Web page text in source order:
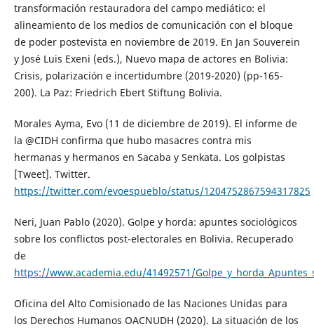
transformación restauradora del campo mediático: el
alineamiento de los medios de comunicación con el bloque
de poder postevista en noviembre de 2019. En Jan Souverein
y José Luis Exeni (eds.), Nuevo mapa de actores en Bolivia:
Crisis, polarización e incertidumbre (2019-2020) (pp-165-
200). La Paz: Friedrich Ebert Stiftung Bolivia.
Morales Ayma, Evo (11 de diciembre de 2019). El informe de
la @CIDH confirma que hubo masacres contra mis
hermanas y hermanos en Sacaba y Senkata. Los golpistas
[Tweet]. Twitter.
https://twitter.com/evoespueblo/status/1204752867594317825
Neri, Juan Pablo (2020). Golpe y horda: apuntes sociológicos
sobre los conflictos post-electorales en Bolivia. Recuperado
de
https://www.academia.edu/41492571/
Oficina del Alto Comisionado de las Naciones Unidas para
los Derechos Humanos OACNUDH (2020). La situación de los